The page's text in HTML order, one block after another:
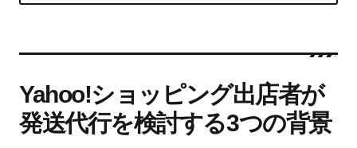
Yahoo!ショッピング出店者が
発送代行を検討する3つの背景